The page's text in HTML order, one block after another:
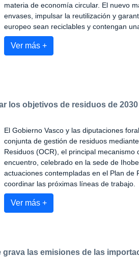
materia de economía circular. El nuevo
envases, impulsar la reutilización y
europeo sean reciclables y contengan
Ver más +
los objetivos de residuos de 2030
El Gobierno Vasco y las diputaciones
conjunta de gestión de residuos
Residuos (OCR), el principal
encuentro, celebrado en la sede de
actuaciones contempladas en el Plan de
coordinar las próximas líneas de trabajo.
Ver más +
las emisiones de las